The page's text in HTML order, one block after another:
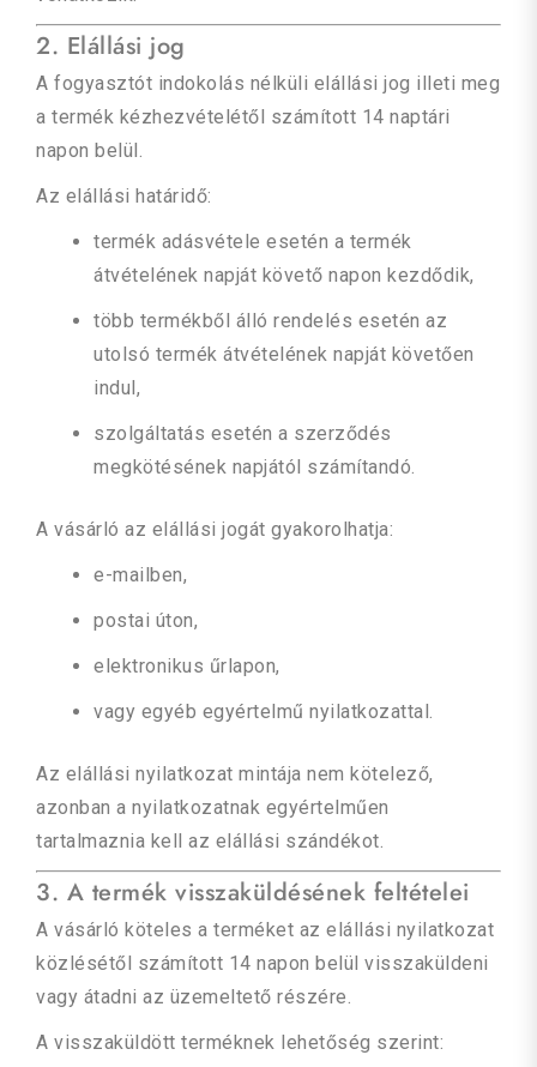
2. Elállási jog
A fogyasztót indokolás nélküli elállási jog illeti meg
a termék kézhezvételétől számított 14 naptári
napon belül.
Az elállási határidő:
termék adásvétele esetén a termék
átvételének napját követő napon kezdődik,
több termékből álló rendelés esetén az
utolsó termék átvételének napját követően
indul,
szolgáltatás esetén a szerződés
megkötésének napjától számítandó.
A vásárló az elállási jogát gyakorolhatja:
e-mailben,
postai úton,
elektronikus űrlapon,
vagy egyéb egyértelmű nyilatkozattal.
Az elállási nyilatkozat mintája nem kötelező,
azonban a nyilatkozatnak egyértelműen
tartalmaznia kell az elállási szándékot.
3. A termék visszaküldésének feltételei
A vásárló köteles a terméket az elállási nyilatkozat
közlésétől számított 14 napon belül visszaküldeni
vagy átadni az üzemeltető részére.
A visszaküldött terméknek lehetőség szerint: